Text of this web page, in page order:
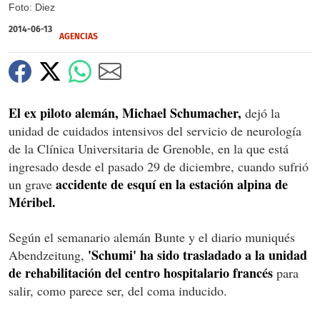
Foto: Diez
2014-06-13
AGENCIAS
El ex piloto alemán, Michael Schumacher, dejó la
unidad de cuidados intensivos del servicio de neurología
de la Clínica Universitaria de Grenoble, en la que está
ingresado desde el pasado 29 de diciembre, cuando sufrió
un grave accidente de esquí en la estación alpina de
Méribel.
Según el semanario alemán Bunte y el diario muniqués
Abendzeitung, 'Schumi' ha sido trasladado a la unidad
de rehabilitación del centro hospitalario francés para
salir, como parece ser, del coma inducido.